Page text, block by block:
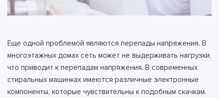
Еще одной проблемой являются перепады напряжения. В
многоэтажных домах сеть может не выдерживать нагрузки,
что приводит к перепадам напряжения. В современных
стиральных машинках имеются различные электронные
компоненты, которые чувствительны к подобным скачкам.